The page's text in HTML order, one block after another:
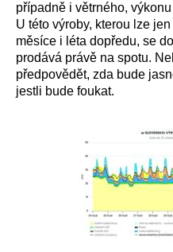
případně i větrného,
U této výroby, kterou lze
měsíce i léta dopředu, se
prodává právě na spotu.
předpovědět, zda bude
jestli bude foukat.